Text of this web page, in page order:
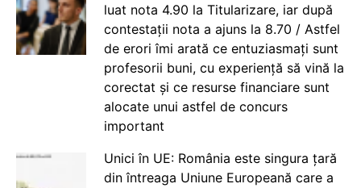
luat nota 4.90 la Titularizare, iar după
contestații nota a ajuns la 8.70 / Astfel
de erori îmi arată ce entuziasmați sunt
profesorii buni, cu experiență să vină la
corectat și ce resurse financiare sunt
alocate unui astfel de concurs
important
Unici în UE: România este singura țară
din întreaga Uniune Europeană care a